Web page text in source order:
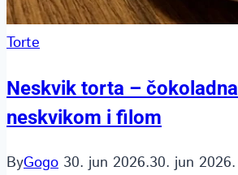
Torte
Neskvik torta –
neskvikom i filom
ByGogo 30. jun 2026.30. jun 2026.